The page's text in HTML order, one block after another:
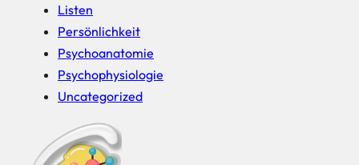
Listen
Persönlichkeit
Psychoanatomie
Psychophysiologie
Uncategorized